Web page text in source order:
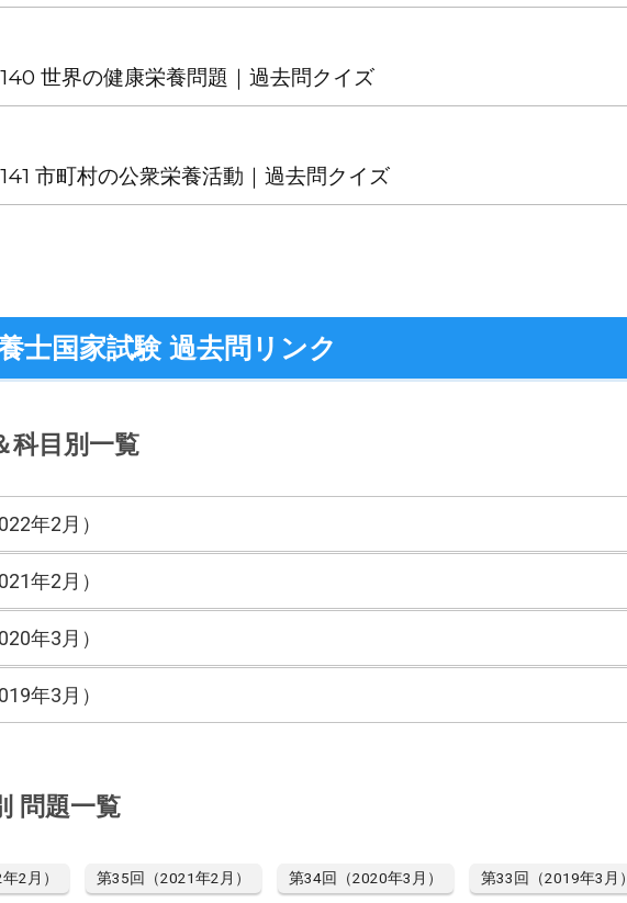
世界の健康栄養問題｜過去問クイズ
市町村の公衆栄養活動｜過去問クイズ
士国家試験 過去問リンク
科目別一覧
年2月）
年2月）
年3月）
年3月）
問題一覧
2月） 第35回（2021年2月） 第34回（2020年3月） 第33回（2019年3月）